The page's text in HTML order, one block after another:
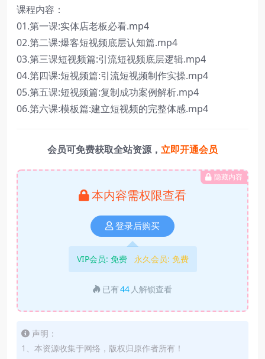
课程内容：
01.第一课:实体店老板必看.mp4
02.第二课:爆客短视频底层认知篇.mp4
03.第三课短视频篇:引流短视频底层逻辑.mp4
04.第四课:短视频篇:引流短视频制作实操.mp4
05.第五课:短视频篇:复制成功案例解析.mp4
06.第六课:模板篇:建立短视频的完整体感.mp4
会员可免费获取全站资源， 立即开通会员
隐藏内容
本内容需权限查看
登录后购买
VIP会员: 免费 永久会员: 免费
已有44 人解锁查看
声明：
1、本资源收集于网络，版权归原作者所有！